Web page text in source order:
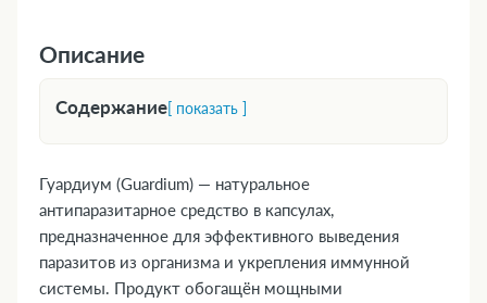
Описание
Содержание[ показать ]
1. Форма выпуска
2. Фармакологическая группа
3. Фармакодинамика и фармакокинетика
4. Где купить Guardium, наличие и цены в
аптеках
5. Показания к применению
Гуардиум (Guardium) — натуральное
антипаразитарное средство в капсулах,
предназначенное для эффективного выведения
паразитов из организма и укрепления иммунной
системы. Продукт обогащён мощными